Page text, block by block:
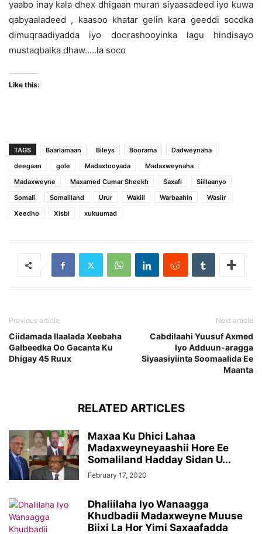
yaabo inay kala dhex dhigaan muran siyaasadeed iyo kuwa
qabyaaladeed , kaasoo khatar gelin kara geeddi socdka
dimuqraadiyadda iyo doorashooyinka lagu hindisayo
mustaqbalka dhaw…..la soco
Like this:
TAGS Baarlamaan Bileys Boorama
Dadweynaha
deegaan
gole Madaxtooyada
Madaxweynaha
Madaxweyne
Maxamed Cumar Sheekh Saxafi
Siillaanyo
Somali
Somaliland Urur Wakiil Warbaahin
Wasiir
Xeedho
Xisbi xukuumad
Previous article
Ciidamada Ilaalada Xeebaha
Galbeedka Oo Gacanta Ku
Dhigay 45 Ruux
Next article
Cabdilaahi Yuusuf Axmed
Iyo Adduun-aragga
Siyaasiyiinta Soomaalida Ee
Maanta
RELATED ARTICLES
Maxaa Ku Dhici Lahaa
Madaxweyneyaashii Hore Ee
Somaliland Hadday Sidan U...
February 17, 2020
Dhaliilaha Iyo Wanaagga
Khudbadii Madaxweyne Muuse
Biixi La Hor Yimi Saxaafadda